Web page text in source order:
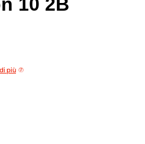
10 2B
più